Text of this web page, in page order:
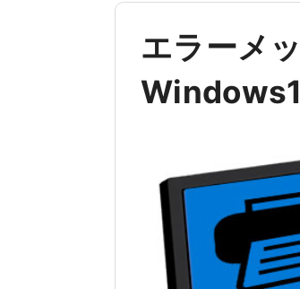
エラーメ